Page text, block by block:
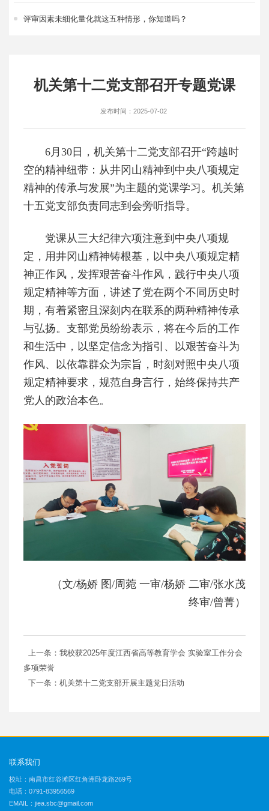
评审因素未细化量化就这五种情形，你知道吗？
机关第十二党支部召开专题党课
发布时间：2025-07-02
6月30日，机关第十二党支部召开“跨越时
空的精神纽带：从井冈山精神到中央八项规定
精神的传承与发展”为主题的党课学习。机关第
十五党支部负责同志到会旁听指导。
党课从三大纪律六项注意到中央八项规
定，用井冈山精神铸根基，以中央八项规定精
神正作风，发挥艰苦奋斗作风，践行中央八项
规定精神等方面，讲述了党在两个不同历史时
期，有着紧密且深刻内在联系的两种精神传承
与弘扬。支部党员纷纷表示，将在今后的工作
和生活中，以坚定信念为指引、以艰苦奋斗为
作风、以依靠群众为宗旨，时刻对照中央八项
规定精神要求，规范自身言行，始终保持共产
党人的政治本色。
（文/杨娇 图/周菀 一审/杨娇 二审/张水茂
终审/曾菁）
上一条：我校获2025年度江西省高等教育学会 实验室工作分会
多项荣誉
下一条：机关第十二党支部开展主题党日活动
联系我们
校址：南昌市红谷滩区红角洲卧龙路269号
电话：0791-83956569
EMAIL：jiea.sbc@gmail.com